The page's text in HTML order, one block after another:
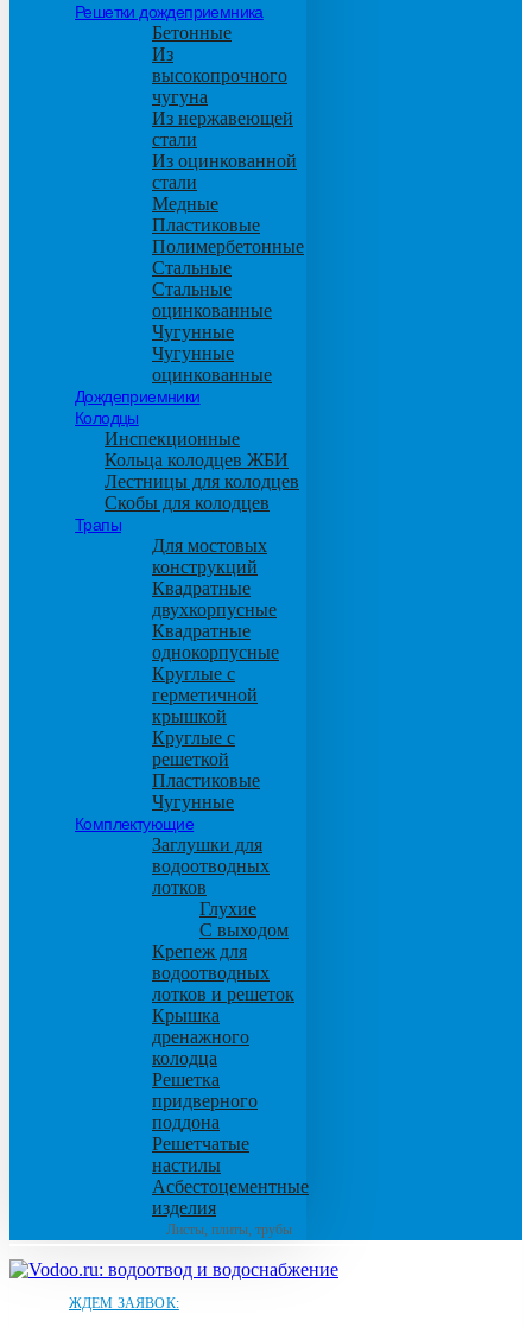
Решетки дождеприемника
Бетонные
Из
высокопрочного
чугуна
Из нержавеющей
стали
Из оцинкованной
стали
Медные
Пластиковые
Полимербетонные
Стальные
Стальные
оцинкованные
Чугунные
Чугунные
оцинкованные
Дождеприемники
Колодцы
Инспекционные
Кольца колодцев ЖБИ
Лестницы для колодцев
Скобы для колодцев
Трапы
Для мостовых
конструкций
Квадратные
двухкорпусные
Квадратные
однокорпусные
Круглые с
герметичной
крышкой
Круглые с
решеткой
Пластиковые
Чугунные
Комплектующие
Заглушки для
водоотводных
лотков
Глухие
С выходом
Крепеж для
водоотводных
лотков и решеток
Крышка
дренажного
колодца
Решетка
придверного
поддона
Решетчатые
настилы
Асбестоцементные
изделия
Листы, плиты, трубы
ЖДЕМ ЗАЯВОК: